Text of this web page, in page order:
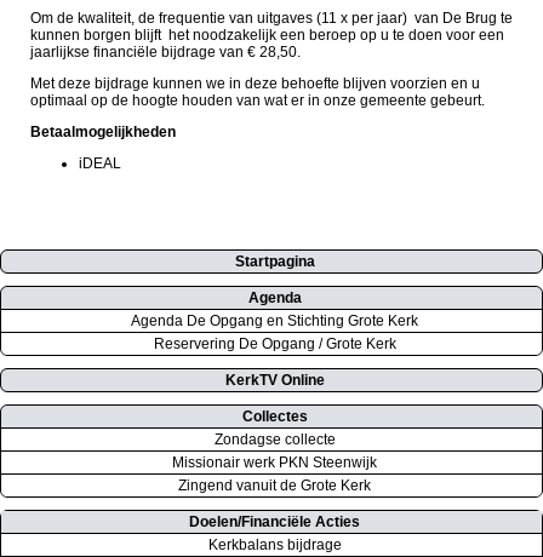
Om de kwaliteit, de frequentie van uitgaves (11 x per jaar) van De Brug te
kunnen borgen blijft het noodzakelijk een beroep op u te doen voor een
jaarlijkse financiële bijdrage van € 28,50.
Met deze bijdrage kunnen we in deze behoefte blijven voorzien en u
optimaal op de hoogte houden van wat er in onze gemeente gebeurt.
Betaalmogelijkheden
iDEAL
Startpagina
Agenda
Agenda De Opgang en Stichting Grote Kerk
Reservering De Opgang / Grote Kerk
KerkTV Online
Collectes
Zondagse collecte
Missionair werk PKN Steenwijk
Zingend vanuit de Grote Kerk
Doelen/Financiële Acties
Kerkbalans bijdrage